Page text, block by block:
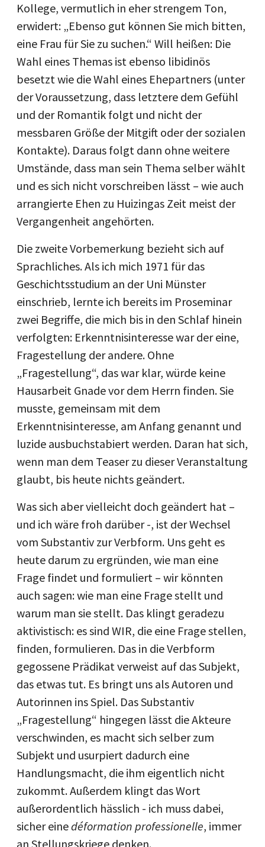
Kollege, vermutlich in eher strengem Ton,
erwidert: „Ebenso gut können Sie mich bitten,
eine Frau für Sie zu suchen.“ Will heißen: Die
Wahl eines Themas ist ebenso libidinös
besetzt wie die Wahl eines Ehepartners (unter
der Voraussetzung, dass letztere dem Gefühl
und der Romantik folgt und nicht der
messbaren Größe der Mitgift oder der sozialen
Kontakte). Daraus folgt dann ohne weitere
Umstände, dass man sein Thema selber wählt
und es sich nicht vorschreiben lässt – wie auch
arrangierte Ehen zu Huizingas Zeit meist der
Vergangenheit angehörten.
Die zweite Vorbemerkung bezieht sich auf
Sprachliches. Als ich mich 1971 für das
Geschichtsstudium an der Uni Münster
einschrieb, lernte ich bereits im Proseminar
zwei Begriffe, die mich bis in den Schlaf hinein
verfolgten: Erkenntnisinteresse war der eine,
Fragestellung der andere. Ohne
„Fragestellung“, das war klar, würde keine
Hausarbeit Gnade vor dem Herrn finden. Sie
musste, gemeinsam mit dem
Erkenntnisinteresse, am Anfang genannt und
luzide ausbuchstabiert werden. Daran hat sich,
wenn man dem Teaser zu dieser Veranstaltung
glaubt, bis heute nichts geändert.
Was sich aber vielleicht doch geändert hat –
und ich wäre froh darüber -, ist der Wechsel
vom Substantiv zur Verbform. Uns geht es
heute darum zu ergründen, wie man eine
Frage findet und formuliert – wir könnten
auch sagen: wie man eine Frage stellt und
warum man sie stellt. Das klingt geradezu
aktivistisch: es sind WIR, die eine Frage stellen,
finden, formulieren. Das in die Verbform
gegossene Prädikat verweist auf das Subjekt,
das etwas tut. Es bringt uns als Autoren und
Autorinnen ins Spiel. Das Substantiv
„Fragestellung“ hingegen lässt die Akteure
verschwinden, es macht sich selber zum
Subjekt und usurpiert dadurch eine
Handlungsmacht, die ihm eigentlich nicht
zukommt. Außerdem klingt das Wort
außerordentlich hässlich - ich muss dabei,
sicher einedéformation professionelle, immer
an Stellungskriege denken.